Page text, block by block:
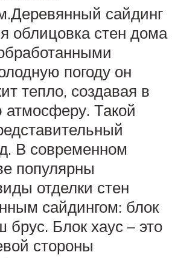
сайдинг
облицовка стен дома
погоду он
тепло, создавая в
Такой
В современном
популярны
отделки стен
сайдингом: блок
Блок хаус – это
стороны